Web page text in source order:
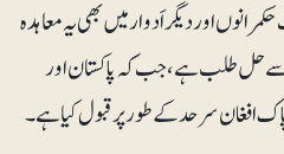
اور دیگر اَدوار میں بھی یہ معاہدہ
سے حل طلب ہے، جب کہ پاکستان اور
افغان سرحد کے طور پر قبول کیا ہے۔